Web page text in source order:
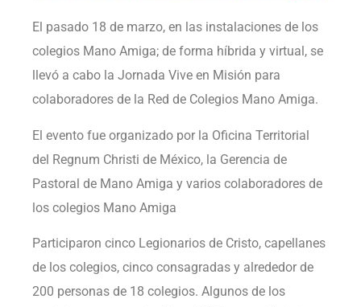
El pasado 18 de marzo, en las instalaciones de los
colegios Mano Amiga; de forma híbrida y virtual, se
llevó a cabo la Jornada Vive en Misión para
colaboradores de la Red de Colegios Mano Amiga.
El evento fue organizado por la Oficina Territorial
del Regnum Christi de México, la Gerencia de
Pastoral de Mano Amiga y varios colaboradores de
los colegios Mano Amiga
Participaron cinco Legionarios de Cristo, capellanes
de los colegios, cinco consagradas y alrededor de
200 personas de 18 colegios. Algunos de los